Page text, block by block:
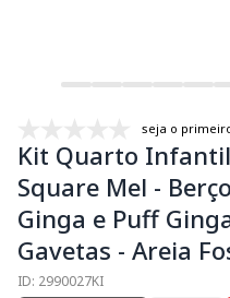
seja o
Kit Quarto
Square Mel -
Ginga e Puff
Gavetas - Areia
ID: 2990027KI